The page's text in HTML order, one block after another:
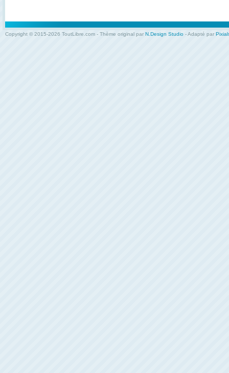
Copyright © 2015-2026 ToutLibre.com - Thème original par N.Design Studio - Adapté par